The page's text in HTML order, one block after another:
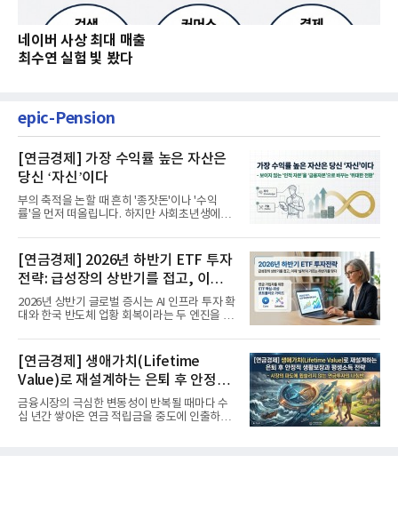
네이버 사상 최대 매출
최수연 실험 빛 봤다
epic-Pension
[연금경제] 가장 수익률 높은 자산은
당신 ‘자신’이다
부의 축적을 논할 때 흔히 '종잣돈'이나 '수익
률'을 먼저 떠올립니다. 하지만 사회초년생에게
[연금경제] 2026년 하반기 ETF 투자
전략: 급성장의 상반기를 접고, 이제
'실적'이 가르는 하반기를 맞다
2026년 상반기 글로벌 증시는 AI 인프라 투자 확
대와 한국 반도체 업황 회복이라는 두 엔진을 달
[연금경제] 생애가치(Lifetime
Value)로 재설계하는 은퇴 후 안정적
생활보장과 평생소득 전략
금융시장의 극심한 변동성이 반복될 때마다 수
십 년간 쌓아온 연금 적립금을 중도에 인출하거